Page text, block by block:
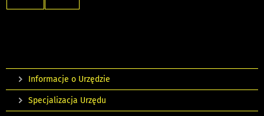
Informacje o Urzędzie
Specjalizacja Urzędu